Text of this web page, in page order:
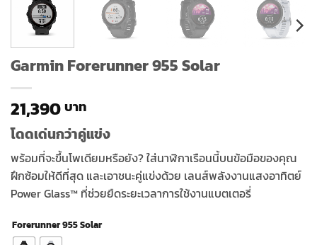
Garmin Forerunner 955 Solar
21,390
โดดเด่นกว่าคู่แข่ง
พร้อมที่จะขึ้นโพเดียมหรือยัง? ใส่นาฬิกาเรือนนี้บนข้อมือของคุณ
ฝึกซ้อมให้ดีที่สุด และเอาชนะคู่แข่งด้วย เลนส์พลังงานแสงอาทิตย์
Power Glass™ ที่ช่วยยืดระยะเวลาการใช้งานแบตเตอรี่
Forerunner 955 Solar